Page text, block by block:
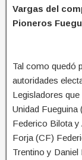
Vargas del
Pioneros
Tal como quedó
autoridades
Legisladores
Unidad
Federico Bilota y
Forja (CF)
Trentino y